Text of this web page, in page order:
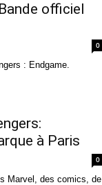
officiel
0
: Endgame.
à Paris
0
Marvel, des comics, de